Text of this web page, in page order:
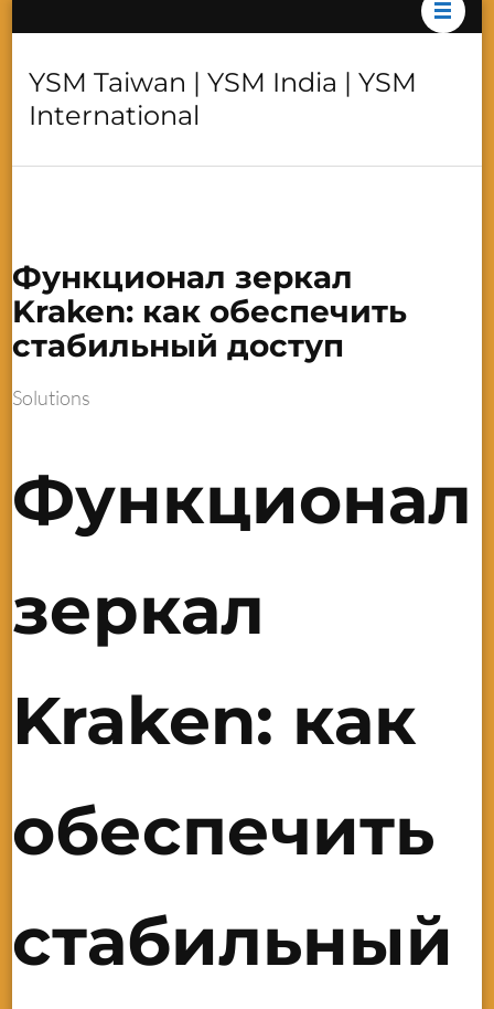
YSM Taiwan | YSM India | YSM
International
Функционал зеркал
Kraken: как обеспечить
стабильный доступ
Solutions
Функционал
зеркал
Kraken: как
обеспечить
стабильный